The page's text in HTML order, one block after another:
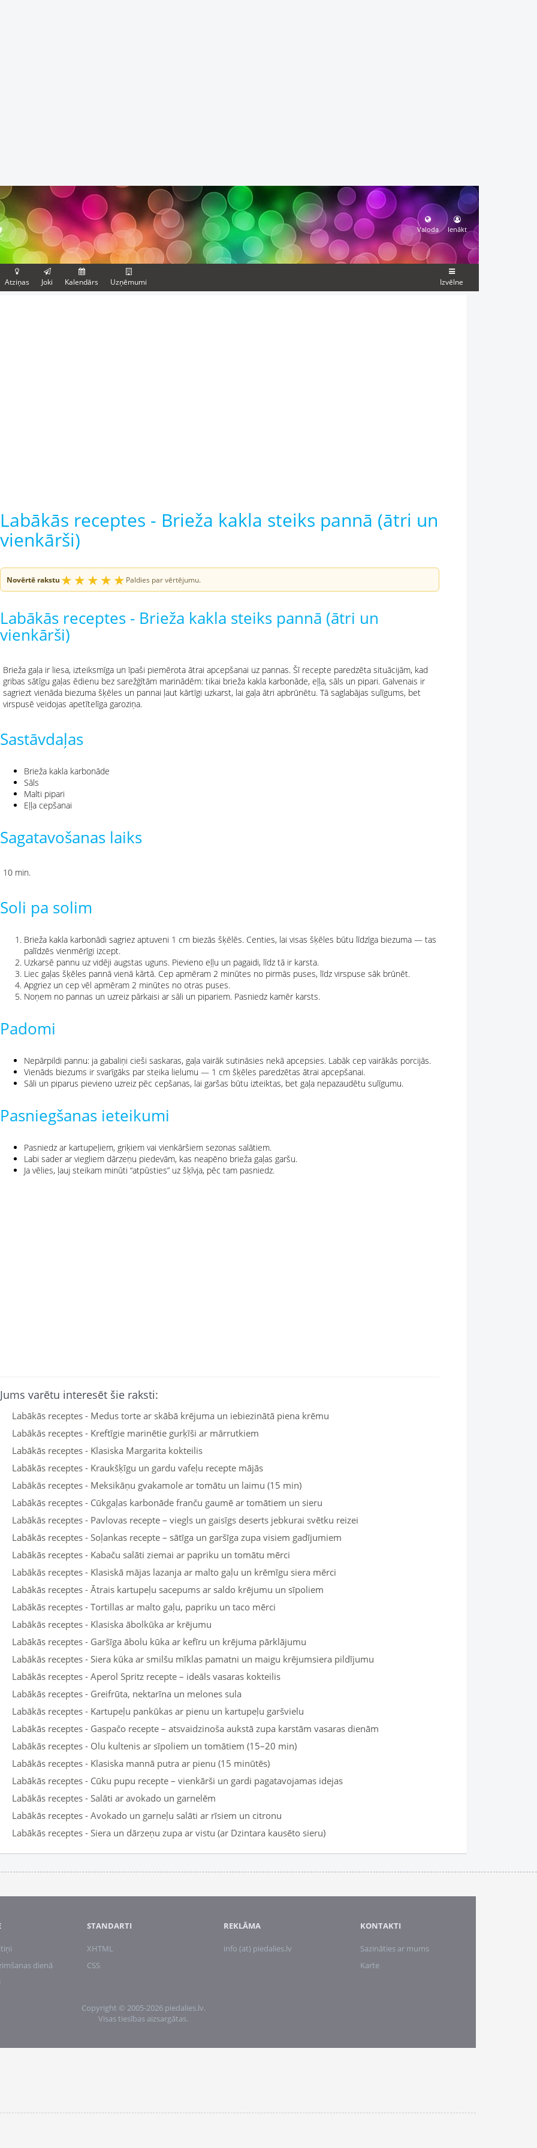
Valoda Ienākt
Atziņas Joki Kalendārs Uzņēmumi Izvēlne
Labākās receptes - Brieža kakla steiks pannā (ātri un
vienkārši)
Novērtē rakstu★★★★★ Paldies par vērtējumu.
Labākās receptes - Brieža kakla steiks pannā (ātri un
vienkārši)
Brieža gaļa ir liesa, izteiksmīga un īpaši piemērota ātrai apcepšanai uz pannas. Šī recepte paredzēta situācijām, kad
gribas sātīgu gaļas ēdienu bez sarežģītām marinādēm: tikai brieža kakla karbonāde, eļļa, sāls un pipari. Galvenais ir
sagriezt vienāda biezuma šķēles un pannai ļaut kārtīgi uzkarst, lai gaļa ātri apbrūnētu. Tā saglabājas sulīgums, bet
virspusē veidojas apetītelīga garoziņa.
Sastāvdaļas
Brieža kakla karbonāde
Sāls
Malti pipari
Eļļa cepšanai
Sagatavošanas laiks
10 min.
Soli pa solim
Brieža kakla karbonādi sagriez aptuveni 1 cm biezās šķēlēs. Centies, lai visas šķēles būtu līdzīga biezuma — tas
palīdzēs vienmērīgi izcept.
Uzkarsē pannu uz vidēji augstas uguns. Pievieno eļļu un pagaidi, līdz tā ir karsta.
Liec gaļas šķēles pannā vienā kārtā. Cep apmēram 2 minūtes no pirmās puses, līdz virspuse sāk brūnēt.
Apgriez un cep vēl apmēram 2 minūtes no otras puses.
Noņem no pannas un uzreiz pārkaisi ar sāli un pipariem. Pasniedz kamēr karsts.
Padomi
Nepārpildi pannu: ja gabaliņi cieši saskaras, gaļa vairāk sutināsies nekā apcepsies. Labāk cep vairākās porcijās.
Vienāds biezums ir svarīgāks par steika lielumu — 1 cm šķēles paredzētas ātrai apcepšanai.
Sāli un piparus pievieno uzreiz pēc cepšanas, lai garšas būtu izteiktas, bet gaļa nepazaudētu sulīgumu.
Pasniegšanas ieteikumi
Pasniedz ar kartupeļiem, griķiem vai vienkāršiem sezonas salātiem.
Labi sader ar viegliem dārzeņu piedevām, kas neapēno brieža gaļas garšu.
Ja vēlies, ļauj steikam minūti “atpūsties” uz šķīvja, pēc tam pasniedz.
Jums varētu interesēt šie raksti:
Labākās receptes - Medus torte ar skābā krējuma un iebiezinātā piena krēmu
Labākās receptes - Kreftīgie marinētie gurķīši ar mārrutkiem
Labākās receptes - Klasiska Margarita kokteilis
Labākās receptes - Kraukšķīgu un gardu vafeļu recepte mājās
Labākās receptes - Meksikāņu gvakamole ar tomātu un laimu (15 min)
Labākās receptes - Cūkgaļas karbonāde franču gaumē ar tomātiem un sieru
Labākās receptes - Pavlovas recepte – viegls un gaisīgs deserts jebkurai svētku reizei
Labākās receptes - Soļankas recepte – sātīga un garšīga zupa visiem gadījumiem
Labākās receptes - Kabaču salāti ziemai ar papriku un tomātu mērci
Labākās receptes - Klasiskā mājas lazanja ar malto gaļu un krēmīgu siera mērci
Labākās receptes - Ātrais kartupeļu sacepums ar saldo krējumu un sīpoliem
Labākās receptes - Tortillas ar malto gaļu, papriku un taco mērci
Labākās receptes - Klasiska ābolkūka ar krējumu
Labākās receptes - Garšīga ābolu kūka ar kefīru un krējuma pārklājumu
Labākās receptes - Siera kūka ar smilšu mīklas pamatni un maigu krējumsiera pildījumu
Labākās receptes - Aperol Spritz recepte – ideāls vasaras kokteilis
Labākās receptes - Greifrūta, nektarīna un melones sula
Labākās receptes - Kartupeļu pankūkas ar pienu un kartupeļu garšvielu
Labākās receptes - Gaspačo recepte – atsvaidzinoša aukstā zupa karstām vasaras dienām
Labākās receptes - Olu kultenis ar sīpoliem un tomātiem (15–20 min)
Labākās receptes - Klasiska mannā putra ar pienu (15 minūtēs)
Labākās receptes - Cūku pupu recepte – vienkārši un gardi pagatavojamas idejas
Labākās receptes - Salāti ar avokado un garnelēm
Labākās receptes - Avokado un garneļu salāti ar rīsiem un citronu
Labākās receptes - Siera un dārzeņu zupa ar vistu (ar Dzintara kausēto sieru)
dienā
STANDARTI
XHTML
CSS
REKLĀMA
info (at) piedalies.lv
KONTAKTI
Sazināties ar mums
Karte
Copyright © 2005-2026 piedalies.lv.
Visas tiesības aizsargātas.